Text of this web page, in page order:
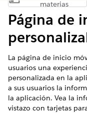
materias
Página de
La página de inicio
usuarios una
personalizada en la
a sus usuarios la
la aplicación. Vea la
vistazo con tarjetas